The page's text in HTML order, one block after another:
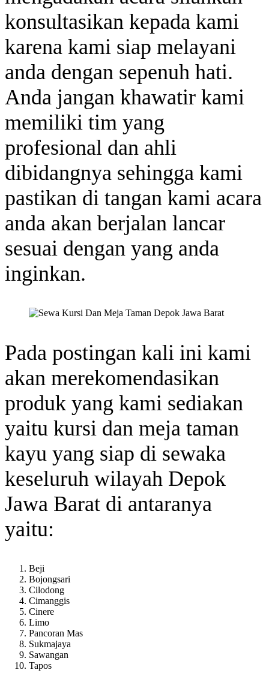
konsultasikan kepada kami
karena kami siap melayani
anda dengan sepenuh hati.
Anda jangan khawatir kami
memiliki tim yang
profesional dan ahli
dibidangnya sehingga kami
pastikan di tangan kami acara
anda akan berjalan lancar
sesuai dengan yang anda
inginkan.
Pada postingan kali ini kami
akan merekomendasikan
produk yang kami sediakan
yaitu kursi dan meja taman
kayu yang siap di sewaka
keseluruh wilayah Depok
Jawa Barat di antaranya
yaitu:
Beji
Bojongsari
Cilodong
Cimanggis
Cinere
Limo
Pancoran Mas
Sukmajaya
Sawangan
Tapos